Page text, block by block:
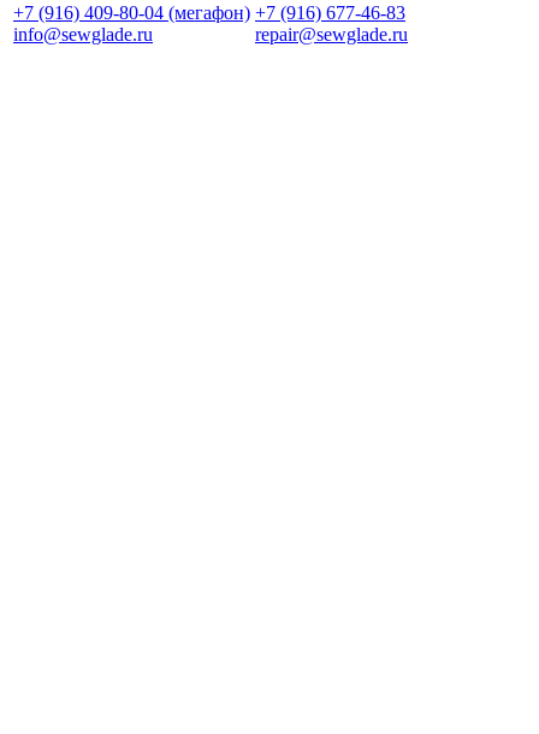
+7 (916) 409-80-04 (мегафон)
info@sewglade.ru
+7 (916) 677-46-83
repair@sewglade.ru